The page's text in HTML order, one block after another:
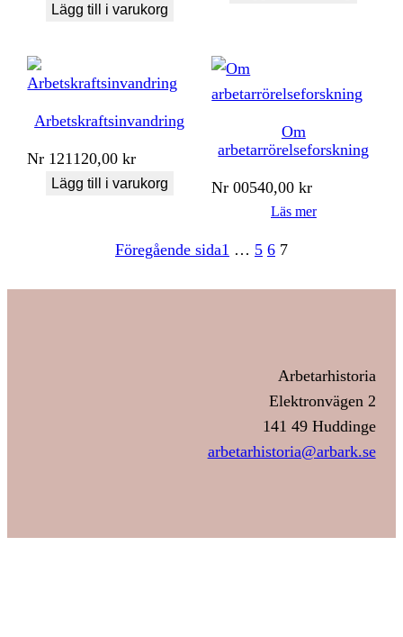
Lägg till i varukorg
Arbetskraftsinvandring
Nr 121120,00kr
Lägg till i varukorg
Om
arbetarrörelseforskning
Nr 00540,00kr
Läs mer
Föregående sida1 … 5 6 7
Arbetarhistoria
Elektronvägen 2
141 49 Huddinge
arbetarhistoria@arbark.se